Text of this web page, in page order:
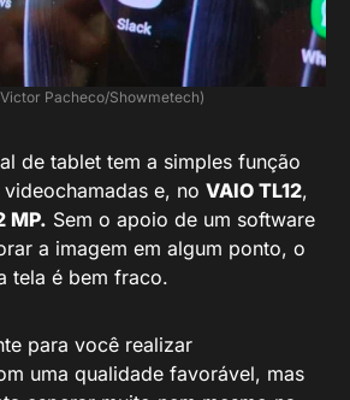
Pacheco/Showmetech)
de tablet tem a simples função
e, no VAIO TL12,
MP. Sem o apoio de um software
a imagem em algum ponto, o
tela é bem fraco.
para você realizar
uma qualidade favorável, mas